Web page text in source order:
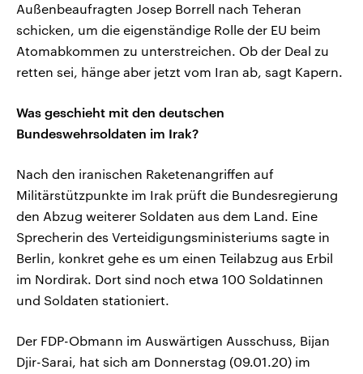
Außenbeaufragten Josep Borrell nach Teheran
schicken, um die eigenständige Rolle der EU beim
Atomabkommen zu unterstreichen. Ob der Deal zu
retten sei, hänge aber jetzt vom Iran ab, sagt Kapern.
Was geschieht mit den deutschen
Bundeswehrsoldaten im Irak?
Nach den iranischen Raketenangriffen auf
Militärstützpunkte im Irak prüft die Bundesregierung
den Abzug weiterer Soldaten aus dem Land. Eine
Sprecherin des Verteidigungsministeriums sagte in
Berlin, konkret gehe es um einen Teilabzug aus Erbil
im Nordirak. Dort sind noch etwa 100 Soldatinnen
und Soldaten stationiert.
Der FDP-Obmann im Auswärtigen Ausschuss, Bijan
Djir-Sarai, hat sich am Donnerstag (09.01.20) im